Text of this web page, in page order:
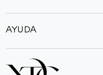
AYUDA